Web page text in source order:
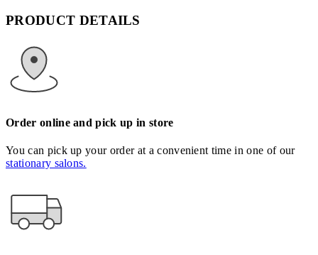
PRODUCT DETAILS
Order online and pick up in store
You can pick up your order at a convenient time in one of our
stationary salons.